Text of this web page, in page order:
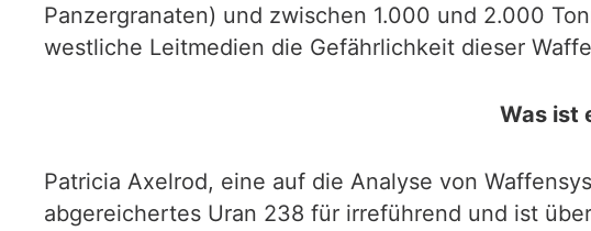
Panzergranaten) und zwischen 1.000 und 2.000
westliche Leitmedien die Gefährlichkeit dieser
Was ist
Patricia Axelrod, eine auf die Analyse von
abgereichertes Uran 238 für irreführend und ist